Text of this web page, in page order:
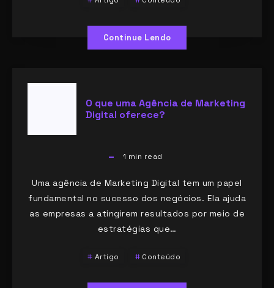
Continue Lendo
O que uma Agência de Marketing
Digital oferece?
1 min read
Uma agência de Marketing Digital tem um papel
fundamental no sucesso dos negócios. Ela ajuda
as empresas a atingirem resultados por meio de
estratégias que…
Artigo Conteúdo